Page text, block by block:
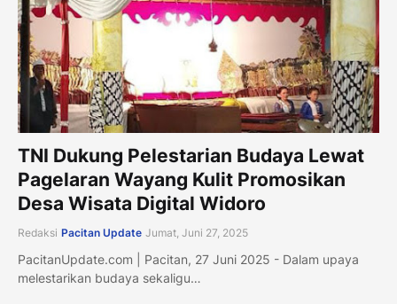
TNI Dukung Pelestarian Budaya Lewat
Pagelaran Wayang Kulit Promosikan
Desa Wisata Digital Widoro
Redaksi Pacitan Update Jumat, Juni 27, 2025
PacitanUpdate.com | Pacitan, 27 Juni 2025 - Dalam upaya
melestarikan budaya sekaligu…